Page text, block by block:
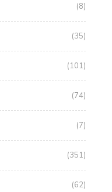
(8)
(35)
(101)
(74)
(7)
(351)
(62)